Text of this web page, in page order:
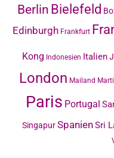
Berlin Bielefeld
Edinburgh Frankfurt
Kong Indonesien Italien
London Mailand
Paris Portugal
SingapurSpanienSri